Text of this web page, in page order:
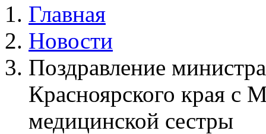
Главная
Новости
Поздравление
Красноярского края
медицинской сестры